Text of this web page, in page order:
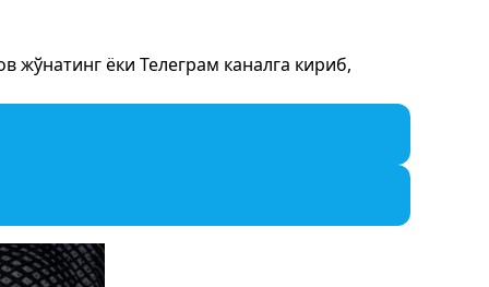
ёки Телеграм каналга кириб,